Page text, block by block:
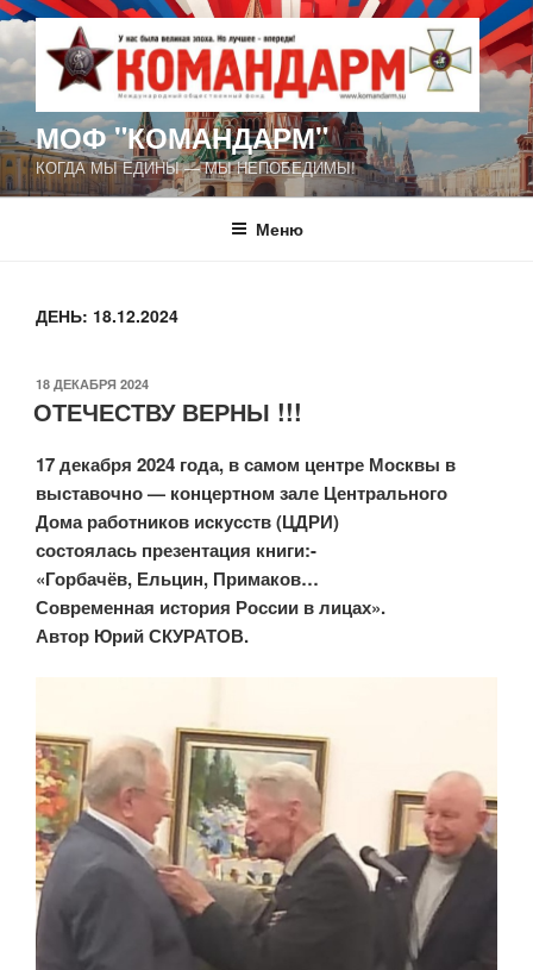
Перейти
к
содержимому
МОФ "КОМАНДАРМ"
КОГДА МЫ ЕДИНЫ — МЫ НЕПОБЕДИМЫ!
Меню
ДЕНЬ: 18.12.2024
ОПУБЛИКОВАНО
18 ДЕКАБРЯ 2024
ОТЕЧЕСТВУ ВЕРНЫ !!!
17 декабря 2024 года, в самом центре Москвы в
выставочно — концертном зале Центрального
Дома работников искусств (ЦДРИ)
состоялась презентация книги:-
«Горбачёв, Ельцин, Примаков…
Современная история России в лицах».
Автор Юрий СКУРАТОВ.